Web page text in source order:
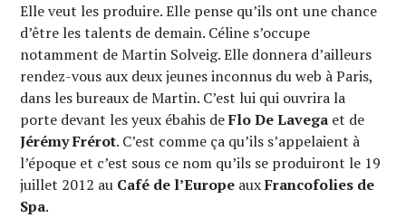
Elle veut les produire. Elle pense qu’ils ont une chance
d’être les talents de demain. Céline s’occupe
notamment de Martin Solveig. Elle donnera d’ailleurs
rendez-vous aux deux jeunes inconnus du web à Paris,
dans les bureaux de Martin. C’est lui qui ouvrira la
porte devant les yeux ébahis deFlo De Lavega et de
Jérémy Frérot. C’est comme ça qu’ils s’appelaient à
l’époque et c’est sous ce nom qu’ils se produiront le 19
juillet 2012 au Café de l’Europe auxFrancofolies de
Spa.